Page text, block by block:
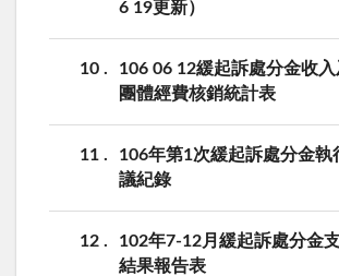
6 19更新）
10
106 06 12緩起訴處分金收
團體經費核銷統計表
11
106年第1次緩起訴處分金執
議紀錄
12
102年7-12月緩起訴處分金
結果報告表